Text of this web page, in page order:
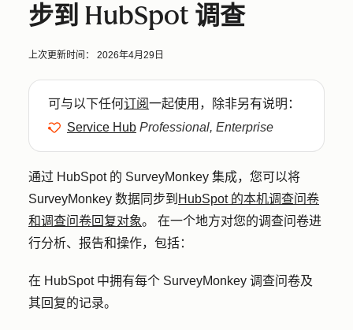
步到 HubSpot 调查
上次更新时间： 2026年4月29日
可与以下任何订阅一起使用，除非另有说明：
Service Hub Professional, Enterprise
通过 HubSpot 的 SurveyMonkey 集成，您可以将
SurveyMonkey 数据同步到 HubSpot 的本机调查问卷
和调查问卷回复对象。 在一个地方对您的调查问卷进
行分析、报告和操作，包括：
在 HubSpot 中拥有每个 SurveyMonkey 调查问卷及
其回复的记录。